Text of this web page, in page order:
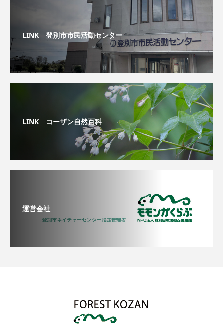
LINK 登別市市民活動センター
LINK コーザン自然百科
運営会社